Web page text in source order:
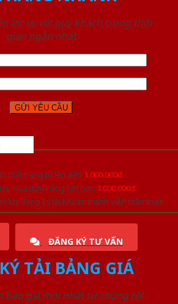
lạc lại với quý khách trong thời
gian ngắn nhất
thất trang trí lên đến 1.000.000đ
mua đơn hàng lớn hơn 3.000.000đ
khi đăng ký tài khoản thành viên thân thiết
ĐĂNG KÝ TƯ VẤN
TẢI BẢNG GIÁ
báo giá mới nhất từ chúng tôi